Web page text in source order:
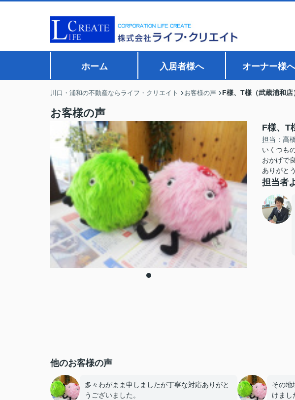
ホーム 入居者様へ オーナー様
川口・浦和の不動産ならライフ・クリエイト お客様の声 F様、T様（武蔵浦和店
お客様の声
F様、T
担当：高
いくつも
おかげで
ありがと
担当者
他のお客様の声
多々わがまま申しましたが丁寧な対応ありがと
うございました。
その地
けまし